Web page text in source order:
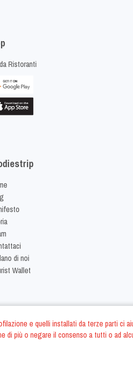
e quelli installati da terze parti ci
di più o negare il consenso a tutti o ad
Ristoranti
di noi
Wallet
© 2026